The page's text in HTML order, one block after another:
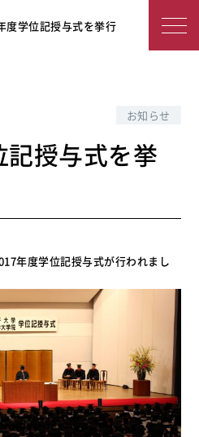
与式を挙行
度学位記授与式を挙行
お知らせ
授与式を挙
年度学位記授与式が行われまし